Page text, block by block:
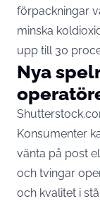
förpackningar
minska
upp till 30
Nya
Konsumenter
vänta på post
och tvingar
och kvalitet i